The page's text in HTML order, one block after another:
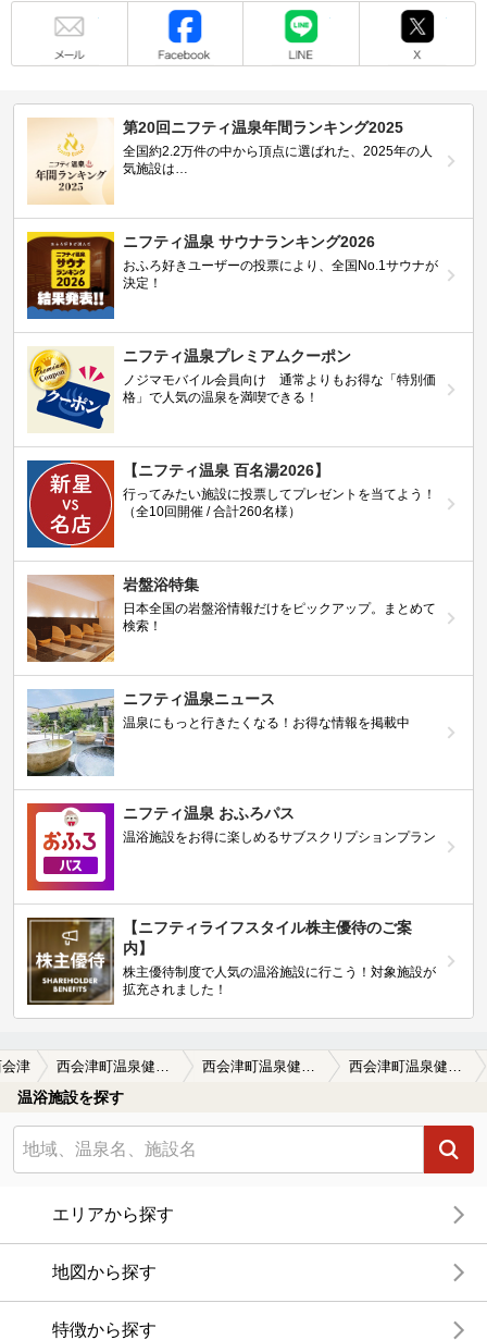
第20回ニフティ温泉年間ランキング2025
全国約2.2万件の中から頂点に選ばれた、2025年の人
気施設は…
ニフティ温泉 サウナランキング2026
おふろ好きユーザーの投票により、全国No.1サウナが
決定！
ニフティ温泉プレミアムクーポン
ノジマモバイル会員向け 通常よりもお得な「特別価
格」で人気の温泉を満喫できる！
【ニフティ温泉 百名湯2026】
行ってみたい施設に投票してプレゼントを当てよう！
（全10回開催 / 合計260名様）
岩盤浴特集
日本全国の岩盤浴情報だけをピックアップ。まとめて
検索！
ニフティ温泉ニュース
温泉にもっと行きたくなる！お得な情報を掲載中
ニフティ温泉 おふろパス
温浴施設をお得に楽しめるサブスクリプションプラン
【ニフティライフスタイル株主優待のご案
内】
株主優待制度で人気の温浴施設に行こう！対象施設が
拡充されました！
津
温浴施設を探す
エリアから探す
地図から探す
特徴から探す